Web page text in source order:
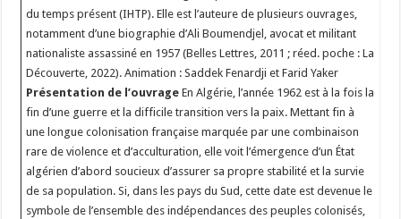
du temps présent (IHTP). Elle est l’auteure de plusieurs ouvrages,
notamment d’une biographie d’Ali Boumendjel, avocat et militant
nationaliste assassiné en 1957 (Belles Lettres, 2011 ; réed. poche : La
Découverte, 2022). Animation : Saddek Fenardji et Farid Yaker
Présentation de l’ouvrage En Algérie, l’année 1962 est à la fois la
fin d’une guerre et la difficile transition vers la paix. Mettant fin à
une longue colonisation française marquée par une combinaison
rare de violence et d’acculturation, elle voit l’émergence d’un État
algérien d’abord soucieux d’assurer sa propre stabilité et la survie
de sa population. Si, dans les pays du Sud, cette date est devenue le
symbole de l’ensemble des indépendances des peuples colonisés,